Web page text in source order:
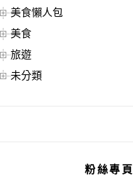
美食懶人包
美食
旅遊
未分類
粉絲專頁